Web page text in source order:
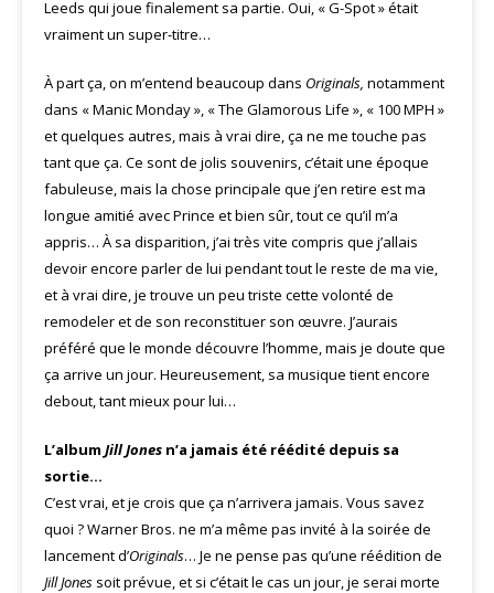
Leeds qui joue finalement sa partie. Oui, « G-Spot » était
vraiment un super-titre…
À part ça, on m’entend beaucoup dans Originals, notamment
dans « Manic Monday », « The Glamorous Life », « 100 MPH »
et quelques autres, mais à vrai dire, ça ne me touche pas
tant que ça. Ce sont de jolis souvenirs, c’était une époque
fabuleuse, mais la chose principale que j’en retire est ma
longue amitié avec Prince et bien sûr, tout ce qu’il m’a
appris… À sa disparition, j’ai très vite compris que j’allais
devoir encore parler de lui pendant tout le reste de ma vie,
et à vrai dire, je trouve un peu triste cette volonté de
remodeler et de son reconstituer son œuvre. J’aurais
préféré que le monde découvre l’homme, mais je doute que
ça arrive un jour. Heureusement, sa musique tient encore
debout, tant mieux pour lui…
L’album Jill Jones n’a jamais été réédité depuis sa
sortie…
C’est vrai, et je crois que ça n’arrivera jamais. Vous savez
quoi ? Warner Bros. ne m’a même pas invité à la soirée de
lancement d’Originals… Je ne pense pas qu’une réédition de
Jill Jones soit prévue, et si c’était le cas un jour, je serai morte